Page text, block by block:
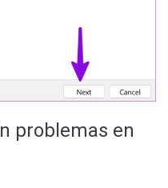
problemas en